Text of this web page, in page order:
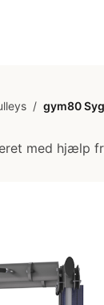
/ gym80
med hjælp